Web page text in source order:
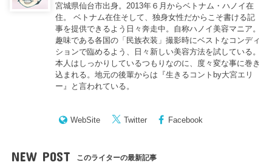
宮城県仙台市出身。2013年６月からベトナム・ハノイ在
住。 ベトナム在住そして、独身女性だからこそ書ける記
事を提供できるよう日々奔走中。自称ハノイ美容マニア。
趣味である各国の「民族衣装」撮影時にベストなコンディ
ションで臨めるよう、日々新しい美容方法を試している。
本人はしっかりしているつもりなのに、度々変な事に巻き
込まれる。地元の後輩からは『生きるコントby大宮エリ
ー 』と言われている。
WebSite Twitter Facebook
NEW POST このライターの最新記事